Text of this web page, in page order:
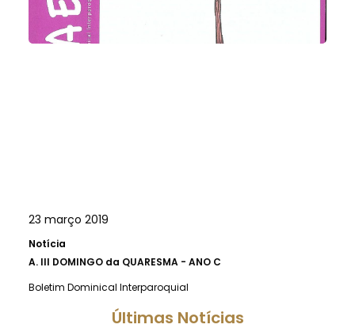
23 março 2019
Notícia
A. III DOMINGO da QUARESMA - ANO C
Boletim Dominical Interparoquial
Últimas Notícias